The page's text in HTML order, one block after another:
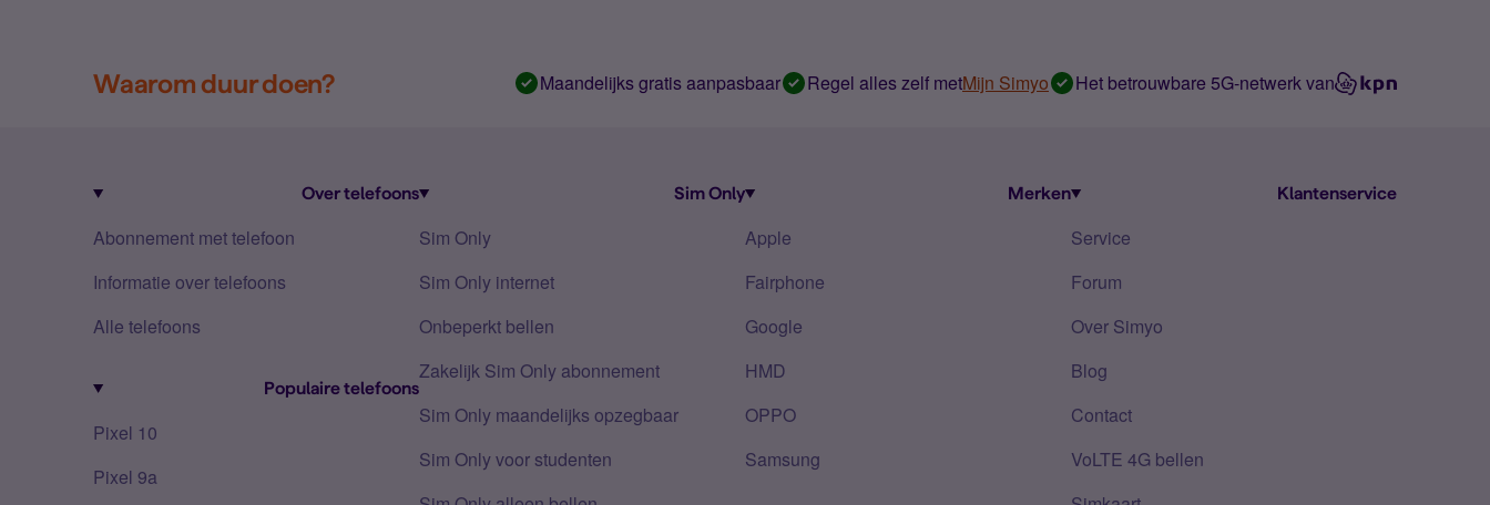
Waarom duur doen? Maandelijks gratis aanpasbaar Regel alles zelf metMijn Simyo Het betrouwbare 5G-netwerk van
Over telefoons
Abonnement met telefoon
Informatie over telefoons
Alle telefoons
Populaire telefoons
Pixel 10
Pixel 9a
Sim Only
Sim Only
Sim Only internet
Onbeperkt bellen
Zakelijk Sim Only abonnement
Sim Only maandelijks opzegbaar
Sim Only voor studenten
Merken
Apple
Fairphone
Google
HMD
OPPO
Samsung
Klantenservice
Service
Forum
Over Simyo
Blog
Contact
VoLTE 4G bellen